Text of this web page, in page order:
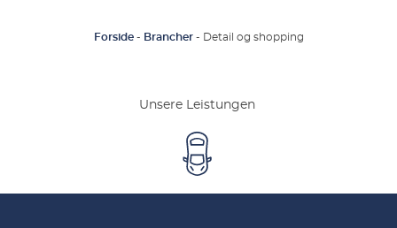
Forside- Brancher- Detail og shopping
Unsere Leistungen